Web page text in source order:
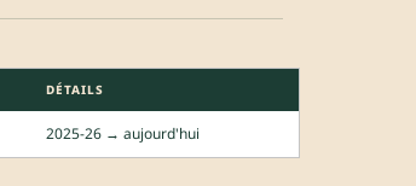
DÉTAILS
2025-26 → aujourd'hui